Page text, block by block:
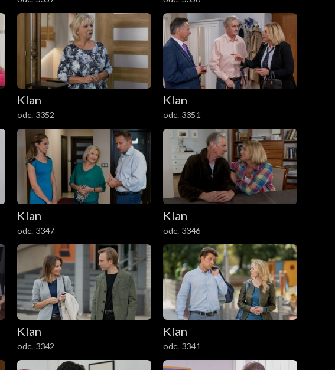
Klan
odc. 3352
Klan
odc. 3351
Klan
odc. 3347
Klan
odc. 3346
Klan
odc. 3342
Klan
odc. 3341